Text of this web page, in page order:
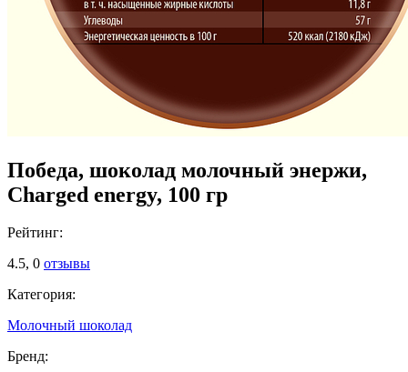
Победа, шоколад молочный энержи,
Charged energy, 100 гр
Рейтинг:
4.5, 0 отзывы
Категория:
Молочный шоколад
Бренд: